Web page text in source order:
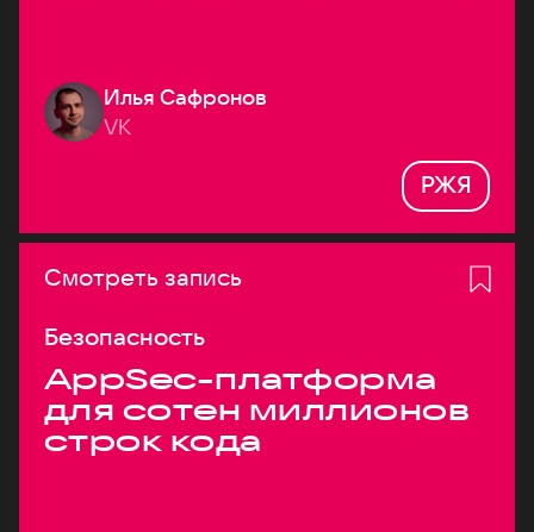
Илья Сафронов
VK
РЖЯ
Смотреть запись
Безопасность
AppSec-платформа
для сотен миллионов
строк кода